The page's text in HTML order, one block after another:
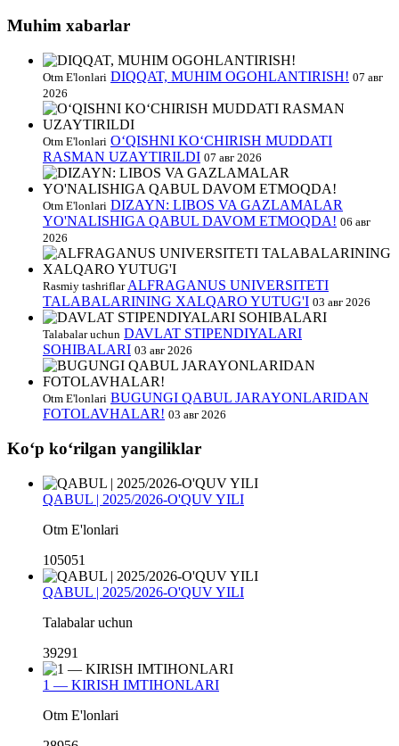
Muhim xabarlar
Otm E'lonlari DIQQAT, MUHIM OGOHLANTIRISH! 07 авг
2026
Otm E'lonlari O‘QISHNI KO‘CHIRISH MUDDATI
RASMAN UZAYTIRILDI 07 авг 2026
Otm E'lonlari DIZAYN: LIBOS VA GAZLAMALAR
YO'NALISHIGA QABUL DAVOM ETMOQDA! 06 авг
2026
Rasmiy tashriflar ALFRAGANUS UNIVERSITETI
TALABALARINING XALQARO YUTUG'I 03 авг 2026
Talabalar uchun DAVLAT STIPENDIYALARI
SOHIBALARI 03 авг 2026
Otm E'lonlari BUGUNGI QABUL JARAYONLARIDAN
FOTOLAVHALAR! 03 авг 2026
Koʻp koʻrilgan yangiliklar
QABUL | 2025/2026-O'QUV YILI
Otm E'lonlari
105051
QABUL | 2025/2026-O'QUV YILI
Talabalar uchun
39291
1 — KIRISH IMTIHONLARI
Otm E'lonlari